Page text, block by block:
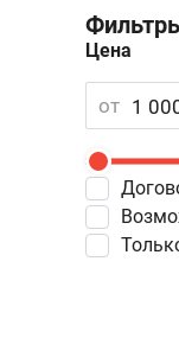
Цена
от